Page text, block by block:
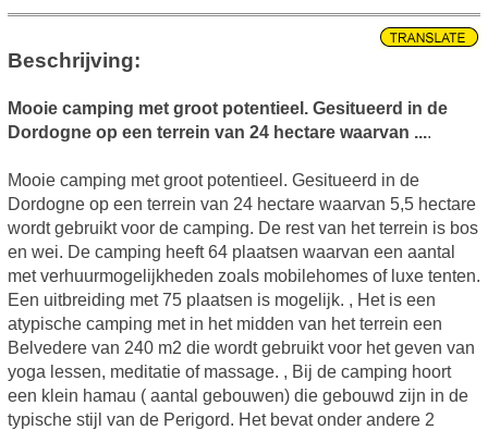
Beschrijving:
Mooie camping met groot potentieel. Gesitueerd in de
Dordogne op een terrein van 24 hectare waarvan ....
Mooie camping met groot potentieel. Gesitueerd in de
Dordogne op een terrein van 24 hectare waarvan 5,5 hectare
wordt gebruikt voor de camping. De rest van het terrein is bos
en wei. De camping heeft 64 plaatsen waarvan een aantal
met verhuurmogelijkheden zoals mobilehomes of luxe tenten.
Een uitbreiding met 75 plaatsen is mogelijk. , Het is een
atypische camping met in het midden van het terrein een
Belvedere van 240 m2 die wordt gebruikt voor het geven van
yoga lessen, meditatie of massage. , Bij de camping hoort
een klein hamau ( aantal gebouwen) die gebouwd zijn in de
typische stijl van de Perigord. Het bevat onder andere 2